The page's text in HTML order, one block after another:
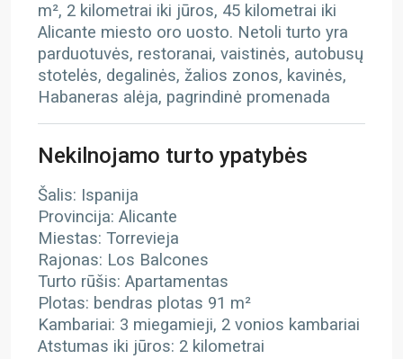
m², 2 kilometrai iki jūros, 45 kilometrai iki
Alicante miesto oro uosto. Netoli turto yra
parduotuvės, restoranai, vaistinės, autobusų
stotelės, degalinės, žalios zonos, kavinės,
Habaneras alėja, pagrindinė promenada
Nekilnojamo turto ypatybės
Šalis: Ispanija
Provincija: Alicante
Miestas: Torrevieja
Rajonas: Los Balcones
Turto rūšis: Apartamentas
Plotas: bendras plotas 91 m²
Kambariai: 3 miegamieji, 2 vonios kambariai
Atstumas iki jūros: 2 kilometrai